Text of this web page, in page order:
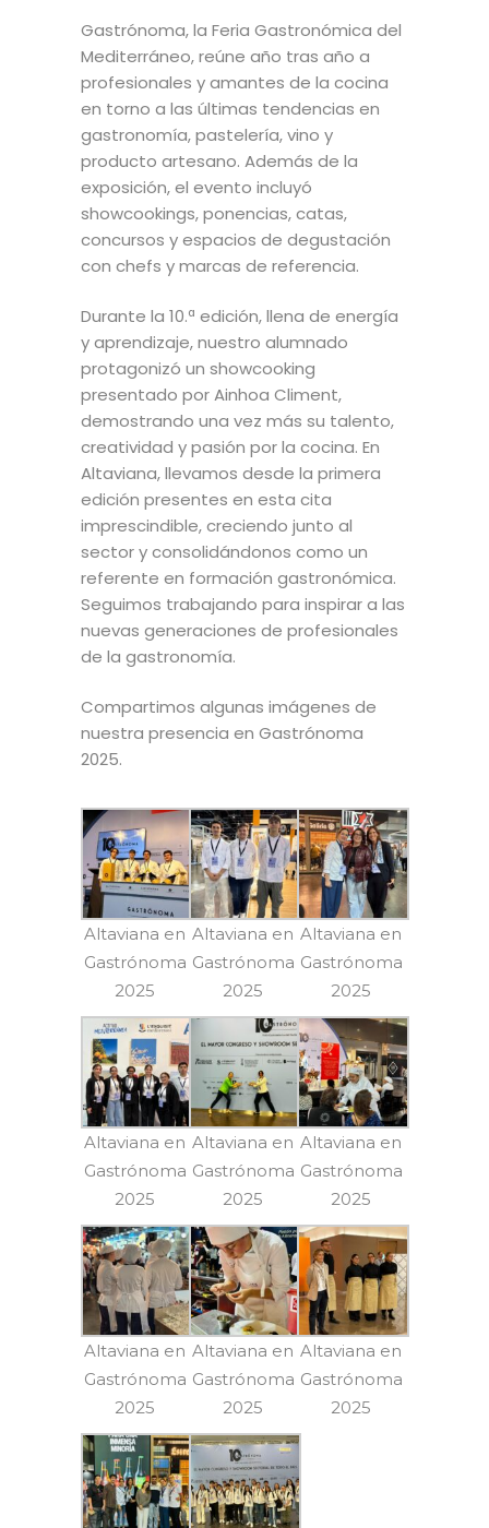
Gastrónoma, la Feria Gastronómica del
Mediterráneo, reúne año tras año a
profesionales y amantes de la cocina
en torno a las últimas tendencias en
gastronomía, pastelería, vino y
producto artesano. Además de la
exposición, el evento incluyó
showcookings, ponencias, catas,
concursos y espacios de degustación
con chefs y marcas de referencia.
Durante la 10.ª edición, llena de energía
y aprendizaje, nuestro alumnado
protagonizó un showcooking
presentado por Ainhoa Climent,
demostrando una vez más su talento,
creatividad y pasión por la cocina. En
Altaviana, llevamos desde la primera
edición presentes en esta cita
imprescindible, creciendo junto al
sector y consolidándonos como un
referente en formación gastronómica.
Seguimos trabajando para inspirar a las
nuevas generaciones de profesionales
de la gastronomía.
Compartimos algunas imágenes de
nuestra presencia en Gastrónoma
2025.
Altaviana en
Gastrónoma
2025
Altaviana en
Gastrónoma
2025
Altaviana en
Gastrónoma
2025
Altaviana en
Gastrónoma
2025
Altaviana en
Gastrónoma
2025
Altaviana en
Gastrónoma
2025
Altaviana en
Gastrónoma
2025
Altaviana en
Gastrónoma
2025
Altaviana en
Gastrónoma
2025